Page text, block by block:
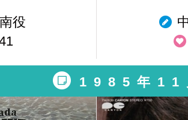
役
1985年11